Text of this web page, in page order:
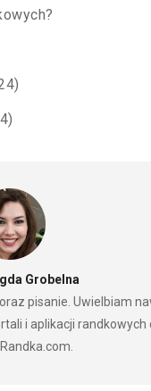
Grobelna
pisanie. Uwielbiam
i aplikacji